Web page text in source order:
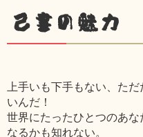
己書の魅力
上手いも下手もない、た
いんだ！
世界にたったひとつのあ
なるかも知れない。